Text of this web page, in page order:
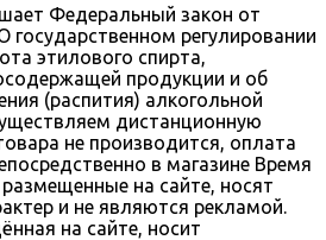
Федеральный закон от
государственном регулировании
этилового спирта,
продукции и об
(распития) алкогольной
дистанционную
не производится, оплата
в магазине Время
на сайте, носят
и не являются рекламой.
на сайте, носит